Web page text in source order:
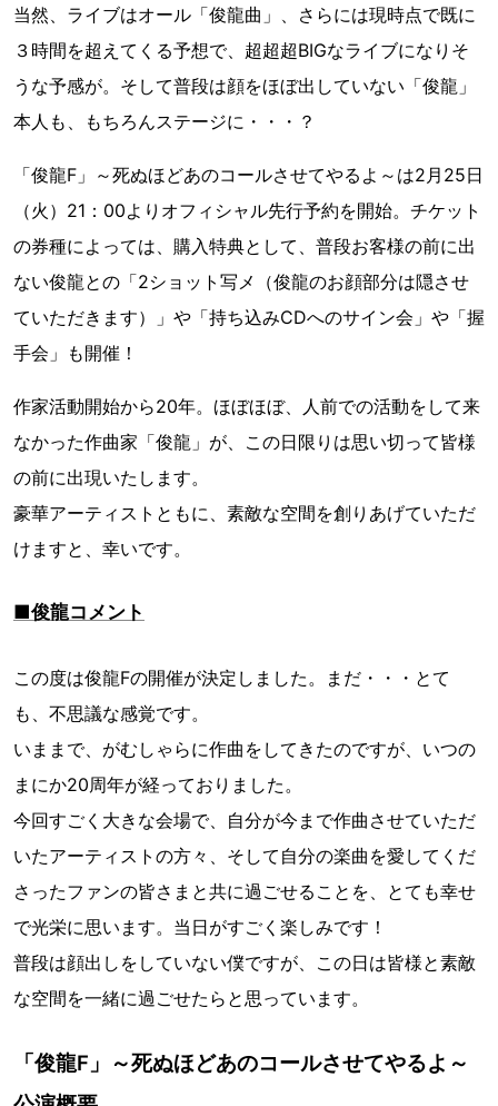
当然、ライブはオール「俊龍曲」、さらには現時点で既に
３時間を超えてくる予想で、超超超BIGなライブになりそ
うな予感が。そして普段は顔をほぼ出していない「俊龍」
本人も、もちろんステージに・・・？
「俊龍F」～死ぬほどあのコールさせてやるよ～は2月25日
（火）21：00よりオフィシャル先行予約を開始。チケット
の券種によっては、購入特典として、普段お客様の前に出
ない俊龍との「2ショット写メ（俊龍のお顔部分は隠させ
ていただきます）」や「持ち込みCDへのサイン会」や「握
手会」も開催！
作家活動開始から20年。ほぼほぼ、人前での活動をして来
なかった作曲家「俊龍」が、この日限りは思い切って皆様
の前に出現いたします。
豪華アーティストともに、素敵な空間を創りあげていただ
けますと、幸いです。
■俊龍コメント
この度は俊龍Fの開催が決定しました。まだ・・・とて
も、不思議な感覚です。
いままで、がむしゃらに作曲をしてきたのですが、いつの
まにか20周年が経っておりました。
今回すごく大きな会場で、自分が今まで作曲させていただ
いたアーティストの方々、そして自分の楽曲を愛してくだ
さったファンの皆さまと共に過ごせることを、とても幸せ
で光栄に思います。当日がすごく楽しみです！
普段は顔出しをしていない僕ですが、この日は皆様と素敵
な空間を一緒に過ごせたらと思っています。
「俊龍F」～死ぬほどあのコールさせてやるよ～